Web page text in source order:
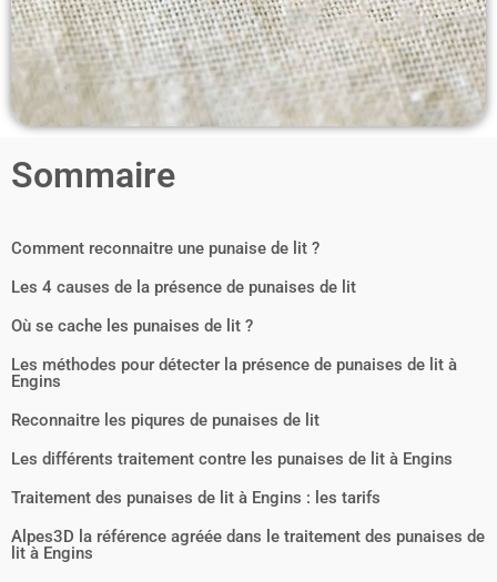
Sommaire
Comment reconnaitre une punaise de lit ?
Les 4 causes de la présence de punaises de lit
Où se cache les punaises de lit ?
Les méthodes pour détecter la présence de punaises de lit à
Engins
Reconnaitre les piqures de punaises de lit
Les différents traitement contre les punaises de lit à Engins
Traitement des punaises de lit à Engins : les tarifs
Alpes3D la référence agréée dans le traitement des punaises de
lit à Engins